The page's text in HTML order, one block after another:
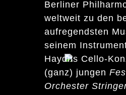
Berliner
weltweit zu den
aufregendsten
seinem
Haydns Cello-
(ganz) jungen
Orchester